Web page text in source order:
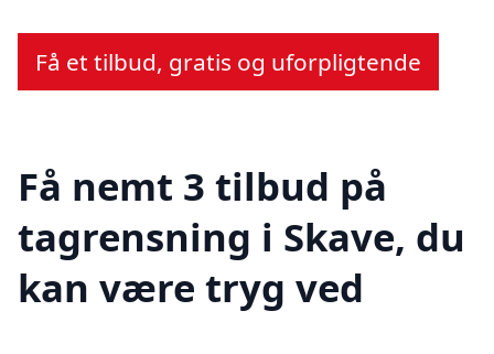
Få et tilbud, gratis og uforpligtende
Få nemt 3 tilbud på
tagrensning i Skave, du
kan være tryg ved